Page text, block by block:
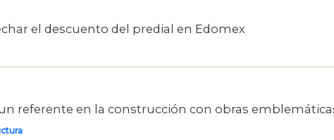
el descuento del predial en Edomex
referente en la construcción con obras